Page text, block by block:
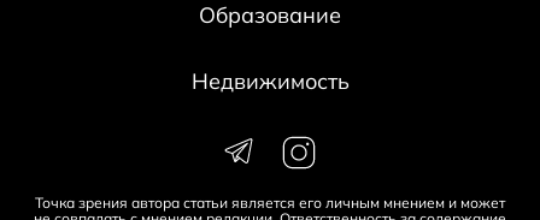
Образование
Недвижимость
Точка зрения автора статьи является его личным мнением и может